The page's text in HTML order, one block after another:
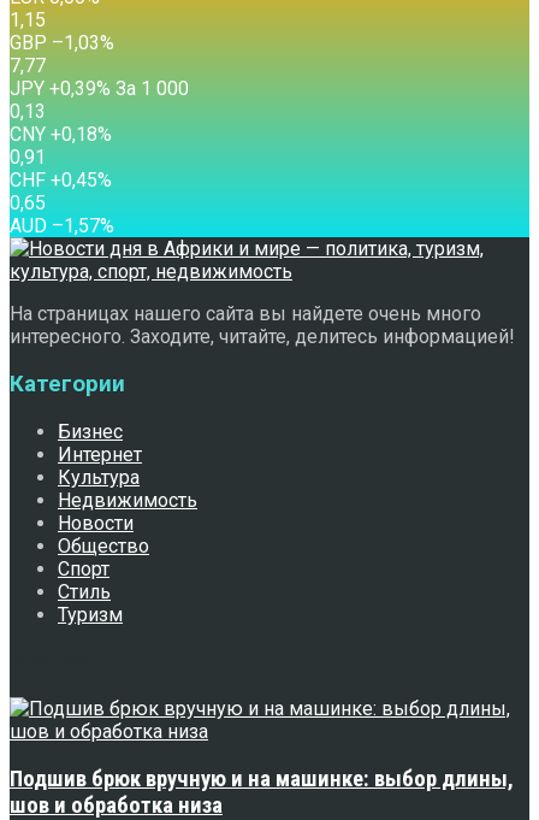
1,15
GBP –1,03%
7,77
JPY +0,39% За 1 000
0,13
CNY +0,18%
0,91
CHF +0,45%
0,65
AUD –1,57%
На страницах нашего сайта вы найдете очень много
интересного. Заходите, читайте, делитесь информацией!
Категории
Бизнес
Интернет
Культура
Недвижимость
Новости
Общество
Спорт
Стиль
Туризм
Подшив брюк вручную и на машинке: выбор длины,
шов и обработка низа